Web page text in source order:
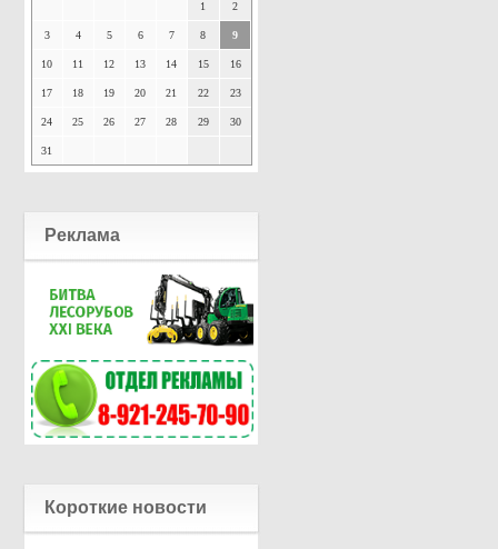
1 2
3 4 5 6 7 8 9
10 11 12 13 14 15 16
17 18 19 20 21 22 23
24 25 26 27 28 29 30
31
Реклама
Короткие новости